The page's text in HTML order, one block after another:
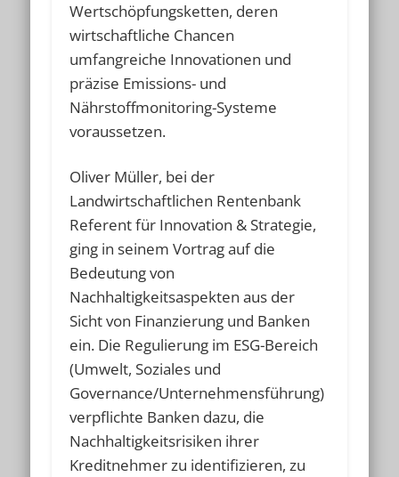
Wertschöpfungsketten, deren
wirtschaftliche Chancen
umfangreiche Innovationen und
präzise Emissions- und
Nährstoffmonitoring-Systeme
voraussetzen.
Oliver Müller, bei der
Landwirtschaftlichen Rentenbank
Referent für Innovation & Strategie,
ging in seinem Vortrag auf die
Bedeutung von
Nachhaltigkeitsaspekten aus der
Sicht von Finanzierung und Banken
ein. Die Regulierung im ESG-Bereich
(Umwelt, Soziales und
Governance/Unternehmensführung)
verpflichte Banken dazu, die
Nachhaltigkeitsrisiken ihrer
Kreditnehmer zu identifizieren, zu